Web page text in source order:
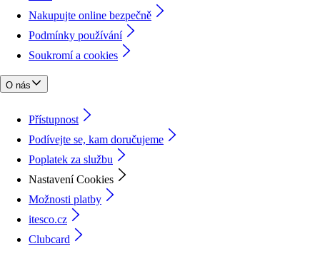
Nakupujte online bezpečně
Podmínky používání
Soukromí a cookies
O nás
Přístupnost
Podívejte se, kam doručujeme
Poplatek za službu
Nastavení Cookies
Možnosti platby
itesco.cz
Clubcard